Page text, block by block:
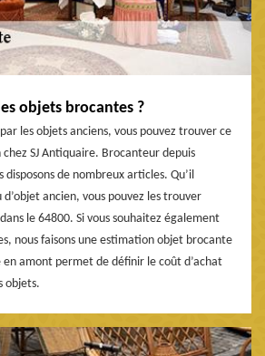
objets brocantes ?
les objets anciens, vous pouvez trouver ce
chez SJ Antiquaire. Brocanteur depuis
disposons de nombreux articles. Qu’il
d’objet ancien, vous pouvez les trouver
le 64800. Si vous souhaitez également
nous faisons une estimation objet brocante
amont permet de définir le coût d’achat
objets.